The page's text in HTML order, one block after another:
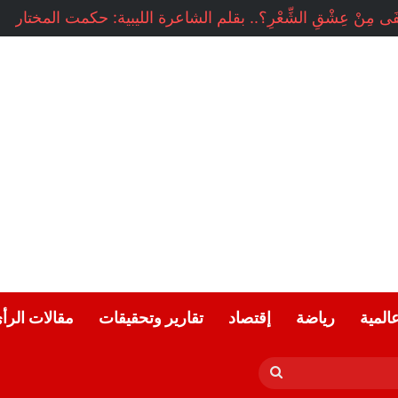
شوقي يكتب : هل ماحدث في دمياط كان استنساخاً لتفجير
رياضة إقتصاد تقارير وتحقيقات مقالات
بحث